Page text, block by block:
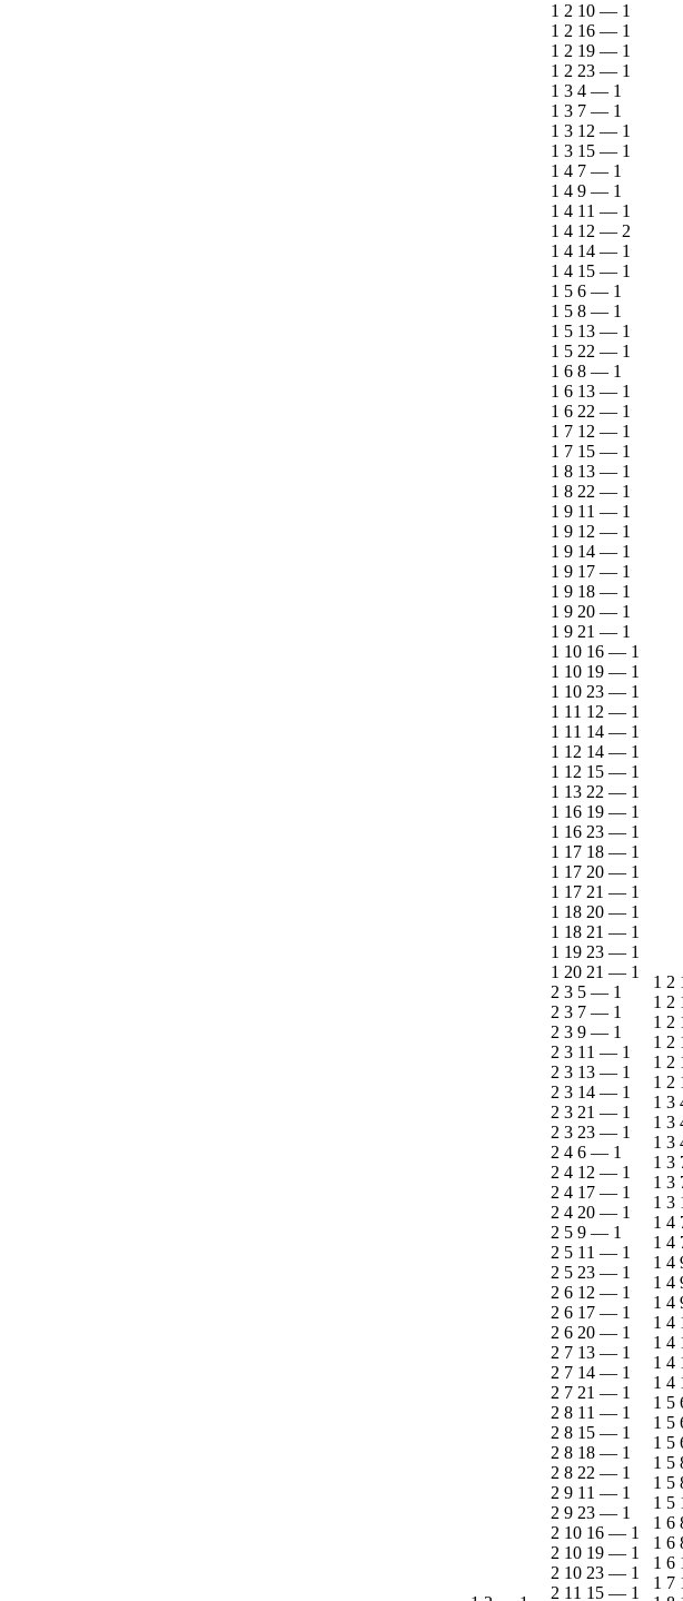
1 2 10 — 1
1 2 16 — 1
1 2 19 — 1
1 2 23 — 1
1 3 4 — 1
1 3 7 — 1
1 3 12 — 1
1 3 15 — 1
1 4 7 — 1
1 4 9 — 1
1 4 11 — 1
1 4 12 — 2
1 4 14 — 1
1 4 15 — 1
1 5 6 — 1
1 5 8 — 1
1 5 13 — 1
1 5 22 — 1
1 6 8 — 1
1 6 13 — 1
1 6 22 — 1
1 7 12 — 1
1 7 15 — 1
1 8 13 — 1
1 8 22 — 1
1 9 11 — 1
1 9 12 — 1
1 9 14 — 1
1 9 17 — 1
1 9 18 — 1
1 9 20 — 1
1 9 21 — 1
1 10 16 — 1
1 10 19 — 1
1 10 23 — 1
1 11 12 — 1
1 11 14 — 1
1 12 14 — 1
1 12 15 — 1
1 13 22 — 1
1 16 19 — 1
1 16 23 — 1
1 17 18 — 1
1 17 20 — 1
1 17 21 — 1
1 18 20 — 1
1 18 21 — 1
1 19 23 — 1
1 20 21 — 1
2 3 5 — 1
2 3 7 — 1
2 3 9 — 1
2 3 11 — 1
2 3 13 — 1
2 3 14 — 1
2 3 21 — 1
2 3 23 — 1
2 4 6 — 1
2 4 12 — 1
2 4 17 — 1
2 4 20 — 1
2 5 9 — 1
2 5 11 — 1
2 5 23 — 1
2 6 12 — 1
2 6 17 — 1
2 6 20 — 1
2 7 13 — 1
2 7 14 — 1
2 7 21 — 1
2 8 11 — 1
2 8 15 — 1
2 8 18 — 1
2 8 22 — 1
2 9 11 — 1
2 9 23 — 1
2 10 16 — 1
2 10 19 — 1
2 10 23 — 1
2 11 15 — 1
1 2
1 2
1 2
1 2
1 2
1 2
1 3
1 3
1 3
1 3
1 3
1 3
1 4
1 4
1 4
1 4
1 4
1 4
1 4
1 4
1 4
1 5
1 5
1 5
1 5
1 5
1 5
1 6
1 6
1 6
1 7